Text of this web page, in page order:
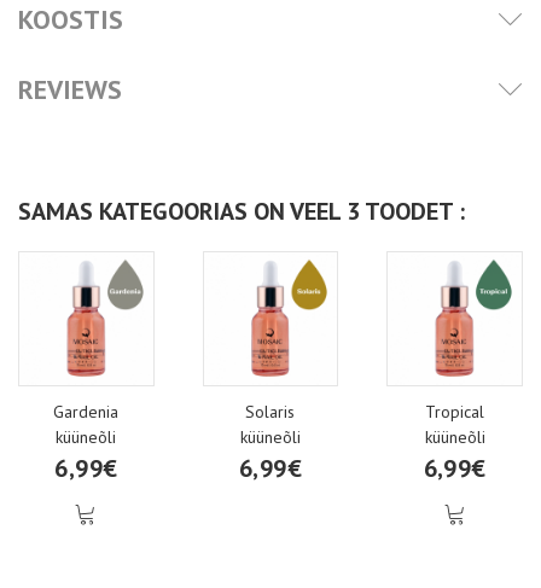
KOOSTIS
REVIEWS
SAMAS KATEGOORIAS ON VEEL 3 TOODET :
Gardenia
küüneõli
6,99€
Solaris
küüneõli
6,99€
Tropical
küüneõli
6,99€